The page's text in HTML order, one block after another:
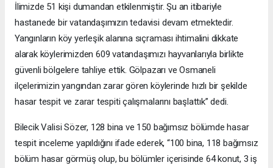
İlimizde 51 kişi dumandan etkilenmiştir. Şu an itibariyle
hastanede bir vatandaşımızın tedavisi devam etmektedir.
Yangınların köy yerleşik alanına sıçraması ihtimalini dikkate
alarak köylerimizden 609 vatandaşımızı hayvanlarıyla birlikte
güvenli bölgelere tahliye ettik. Gölpazarı ve Osmaneli
ilçelerimizin yangından zarar gören köylerinde hızlı bir şekilde
hasar tespit ve zarar tespiti çalışmalarını başlattık” dedi.
Bilecik Valisi Sözer, 128 bina ve 150 bağımsız bölümde hasar
tespit inceleme yapıldığını ifade ederek, “100 bina, 118 bağımsız
bölüm hasar görmüş olup, bu bölümler içerisinde 64 konut, 3 iş